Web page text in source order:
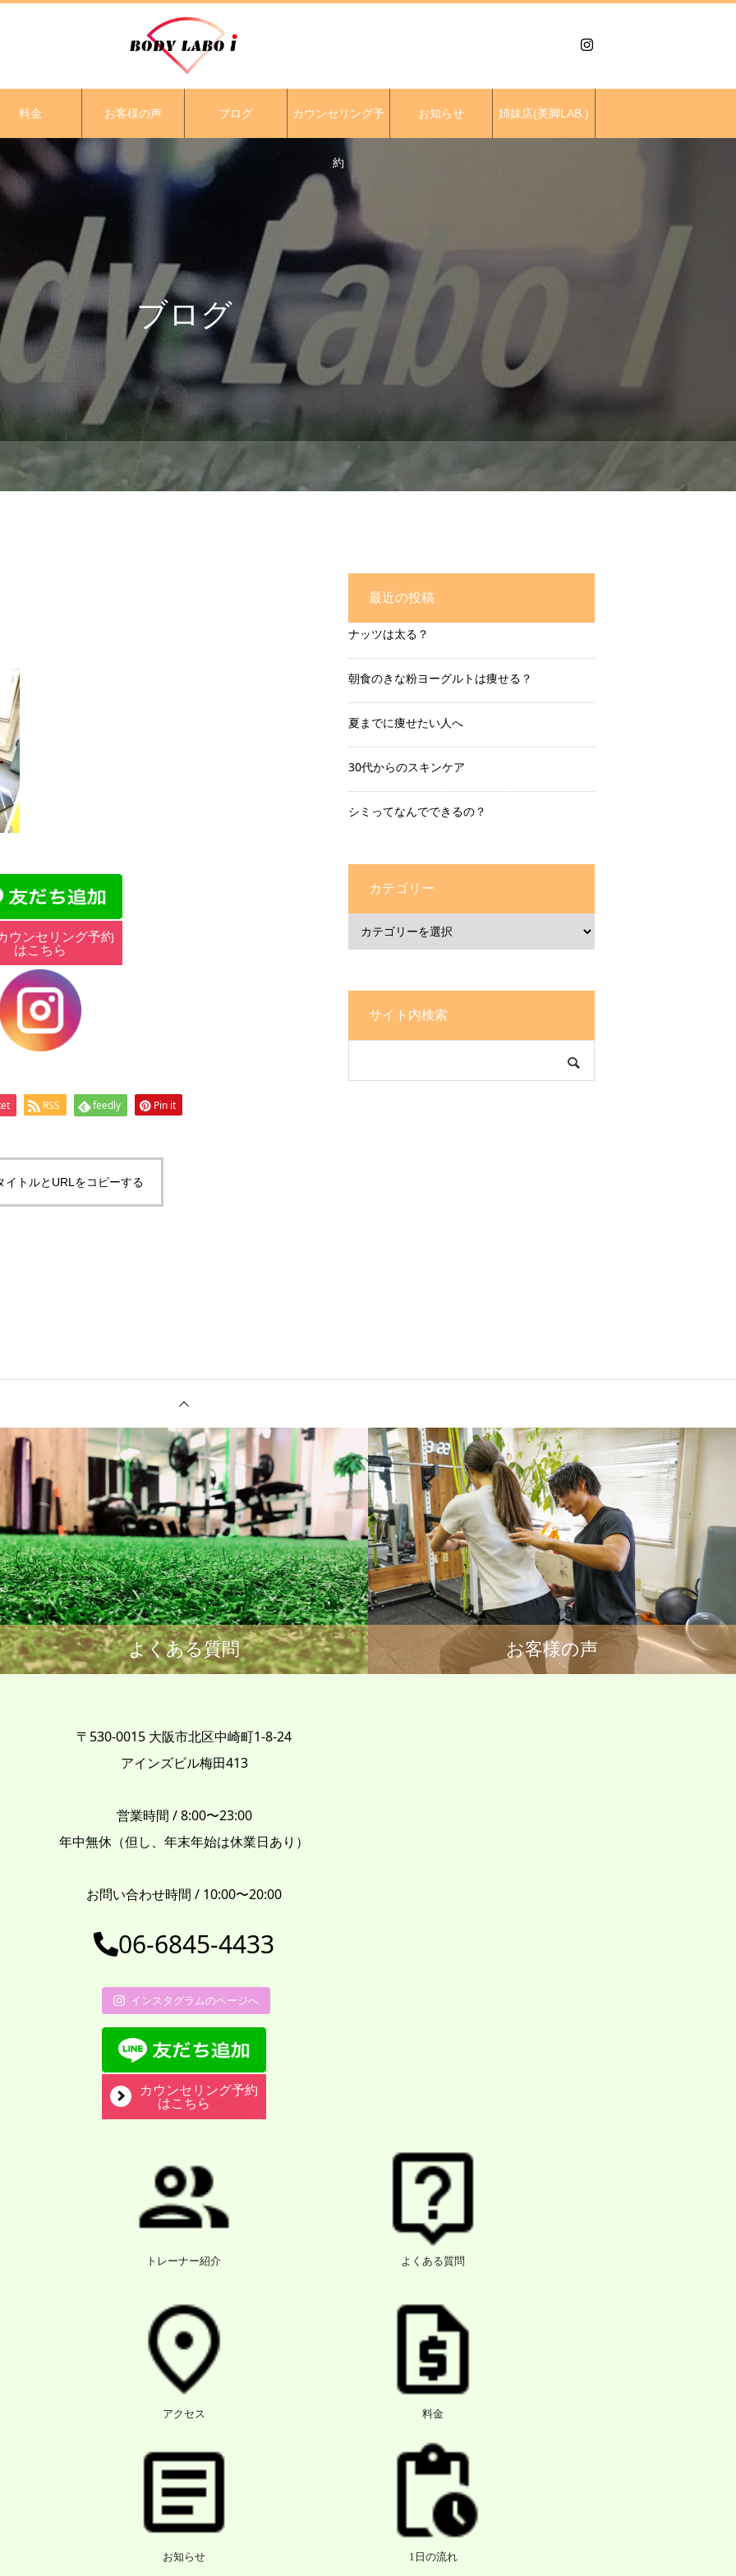
料金 お客様の声 ブログ カウンセリング予
約
お知らせ 姉妹店(美脚LAB.)
ブログ
ウンセリング予約
はこちら
RSS feedly Pin it
イトルとURLをコピーする
最近の投稿
ナッツは太る？
朝食のきな粉ヨーグルトは痩せる？
夏までに痩せたい人へ
30代からのスキンケア
シミってなんでできるの？
カテゴリー
サイト内検索
よくある質問 お客様の声
〒530-0015 大阪市北区中崎町1-8-24
アインズビル梅田413
営業時間 / 8:00〜23:00
年中無休（但し、年末年始は休業日あり）
お問い合わせ時間 / 10:00〜20:00
06-6845-4433
インスタグラムのページへ
カウンセリング予約
はこちら
トレーナー紹介 よくある質問
アクセス 料金
お知らせ 1日の流れ